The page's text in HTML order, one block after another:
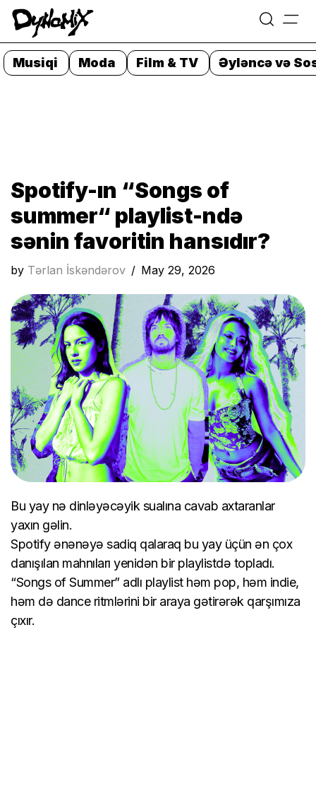
Skip
to
content
=
Musiqi Moda Film & TV Əyləncə və
Spotify-ın “Songs of
summer“ playlist-ndə
sənin favoritin hansıdır?
by Tərlan İskəndərov May 29, 2026
Bu yay nə dinləyəcəyik sualına cavab axtaranlar
yaxın gəlin.
Spotify ənənəyə sadiq qalaraq bu yay üçün ən çox
danışılan mahnıları yenidən bir playlistdə topladı.
“Songs of Summer” adlı playlist həm pop, həm indie,
həm də dance ritmlərini bir araya gətirərək qarşımıza
çıxır.